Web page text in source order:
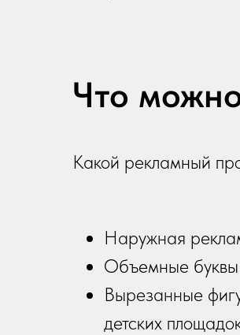
Что
Какой рекламный
Наружная
Объемные буквы
Вырезанные
детских